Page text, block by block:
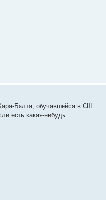
Балта, обучавшейся в СШ
есть какая-нибудь